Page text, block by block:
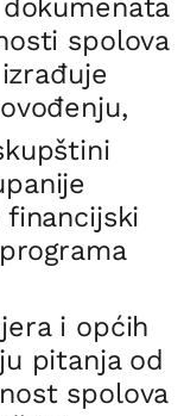
spolova
i općih
pitanja od
spolova